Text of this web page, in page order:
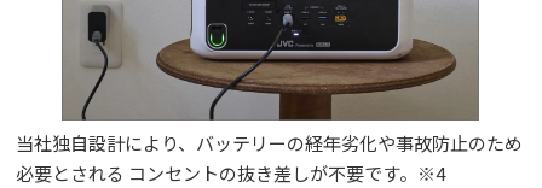
当社独自設計により、バッテリーの経年劣化や事故防止のため
必要とされる コンセントの抜き差しが不要です。※4